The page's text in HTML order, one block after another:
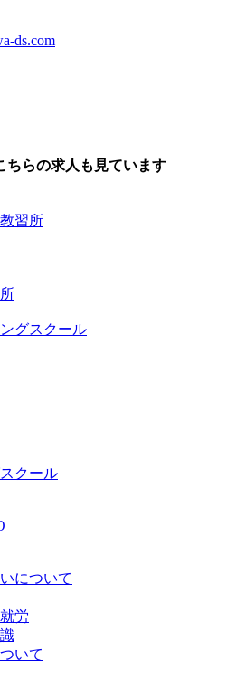
ds.com
ちらの求人も見ています
習所
グスクール
クール
について
労
いて